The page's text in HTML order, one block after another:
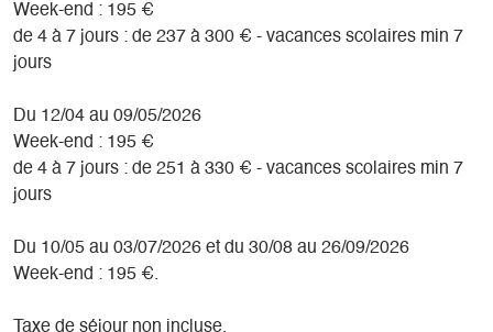
Week-end : 195 €
de 4 à 7 jours : de 237 à 300 € - vacances scolaires min 7
jours
Du 12/04 au 09/05/2026
Week-end : 195 €
de 4 à 7 jours : de 251 à 330 € - vacances scolaires min 7
jours
Du 10/05 au 03/07/2026 et du 30/08 au 26/09/2026
Week-end : 195 €.
Taxe de séjour non incluse.